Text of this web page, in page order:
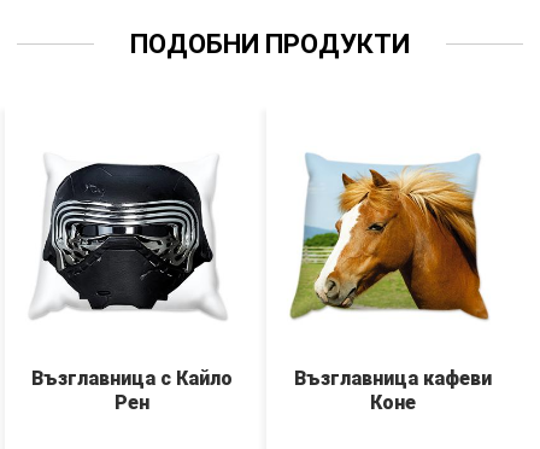
ПОДОБНИ ПРОДУКТИ
Възглавница с Кайло
Рен
Възглавница кафеви
Коне